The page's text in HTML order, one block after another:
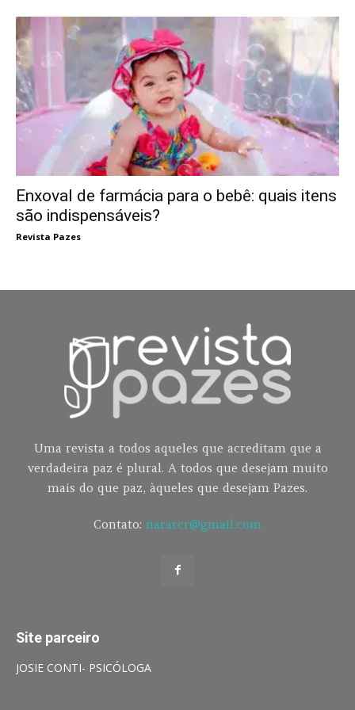
Enxoval de farmácia para o bebê: quais itens
são indispensáveis?
Revista Pazes
Uma revista a todos aqueles que acreditam que a
verdadeira paz é plural. A todos que desejam muito
mais do que paz, àqueles que desejam Pazes.
Contato: nararcr@gmail.com
Site parceiro
JOSIE CONTI- PSICÓLOGA